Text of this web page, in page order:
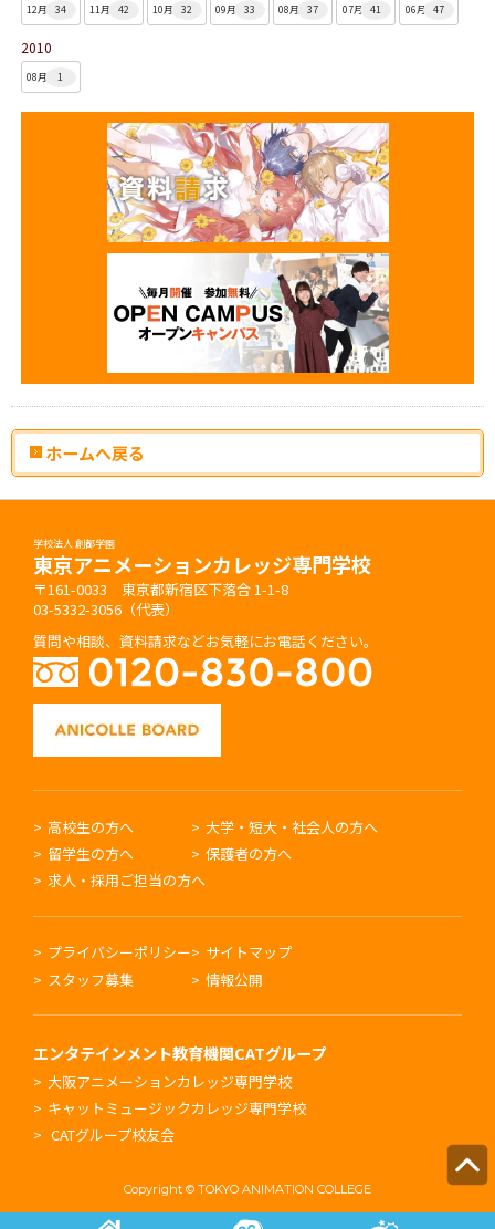
12月 34 11月 42 10月 32 09月 33 08月 37 07月 41 06月 47
2010
08月 1
ホームへ戻る
学校法人 創都学園
東京アニメーションカレッジ専門学校
〒161-0033 東京都新宿区下落合 1-1-8
03-5332-3056（代表）
質問や相談、資料請求などお気軽にお電話ください。
高校生の方へ
大学・短大・社会人の方へ
留学生の方へ
保護者の方へ
求人・採用ご担当の方へ
プライバシーポリシー
サイトマップ
スタッフ募集
情報公開
エンタテインメント教育機関CATグループ
大阪アニメーションカレッジ専門学校
キャットミュージックカレッジ専門学校
CATグループ校友会
Copyright © TOKYO ANIMATION COLLEGE